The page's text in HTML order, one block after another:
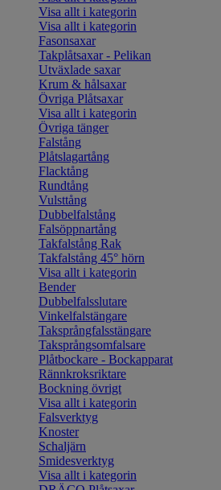
Visa allt i kategorin
Visa allt i kategorin
Fasonsaxar
Takplåtsaxar - Pelikan
Utväxlade saxar
Krum & hålsaxar
Övriga Plåtsaxar
Visa allt i kategorin
Övriga tänger
Falstång
Plåtslagartång
Flacktång
Rundtång
Vulsttång
Dubbelfalstång
Falsöppnartång
Takfalstång Rak
Takfalstång 45° hörn
Visa allt i kategorin
Bender
Dubbelfalsslutare
Vinkelfalstängare
Taksprångfalsstängare
Taksprångsomfalsare
Plåtbockare - Bockapparat
Rännkroksriktare
Bockning övrigt
Visa allt i kategorin
Falsverktyg
Knoster
Schaljärn
Smidesverktyg
Visa allt i kategorin